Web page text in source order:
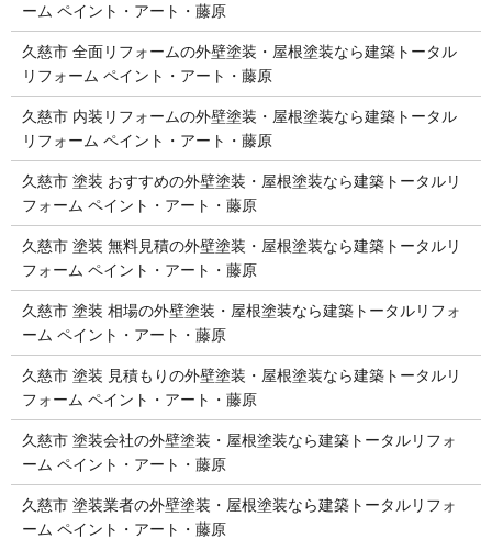
ーム ペイント・アート・藤原
久慈市 全面リフォームの外壁塗装・屋根塗装なら建築トータル
リフォーム ペイント・アート・藤原
久慈市 内装リフォームの外壁塗装・屋根塗装なら建築トータル
リフォーム ペイント・アート・藤原
久慈市 塗装 おすすめの外壁塗装・屋根塗装なら建築トータルリ
フォーム ペイント・アート・藤原
久慈市 塗装 無料見積の外壁塗装・屋根塗装なら建築トータルリ
フォーム ペイント・アート・藤原
久慈市 塗装 相場の外壁塗装・屋根塗装なら建築トータルリフォ
ーム ペイント・アート・藤原
久慈市 塗装 見積もりの外壁塗装・屋根塗装なら建築トータルリ
フォーム ペイント・アート・藤原
久慈市 塗装会社の外壁塗装・屋根塗装なら建築トータルリフォ
ーム ペイント・アート・藤原
久慈市 塗装業者の外壁塗装・屋根塗装なら建築トータルリフォ
ーム ペイント・アート・藤原